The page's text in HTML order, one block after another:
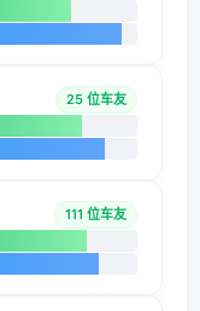
25 位车友
111 位车友